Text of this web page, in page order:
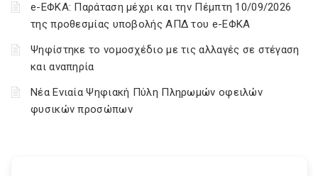
e-ΕΦΚΑ: Παράταση μέχρι και την Πέμπτη 10/09/2026
της προθεσμίας υποβολής ΑΠΔ του e-ΕΦΚΑ
Ψηφίστηκε το νομοσχέδιο με τις αλλαγές σε στέγαση
και αναπηρία
Νέα Ενιαία Ψηφιακή Πύλη Πληρωμών οφειλών
φυσικών προσώπων